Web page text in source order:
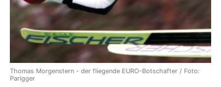
Thomas Morgenstern - der fliegende EURO-Botschafter / Foto:
Parigger